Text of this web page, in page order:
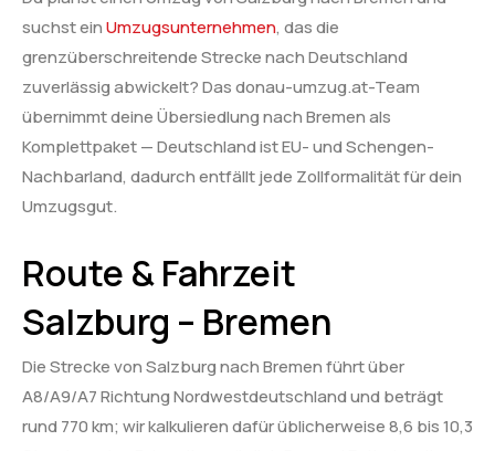
suchst einUmzugsunternehmen, das die
grenzüberschreitende Strecke nach Deutschland
zuverlässig abwickelt? Das donau-umzug.at-Team
übernimmt deine Übersiedlung nach Bremen als
Komplettpaket — Deutschland ist EU- und Schengen-
Nachbarland, dadurch entfällt jede Zollformalität für dein
Umzugsgut.
Route & Fahrzeit
Salzburg – Bremen
Die Strecke von Salzburg nach Bremen führt über
A8/A9/A7 Richtung Nordwestdeutschland und beträgt
rund 770 km; wir kalkulieren dafür üblicherweise 8,6 bis 10,3